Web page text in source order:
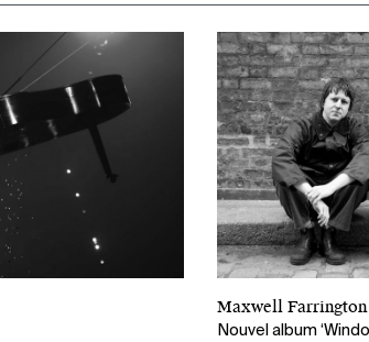
Maxwell
Nouvel album